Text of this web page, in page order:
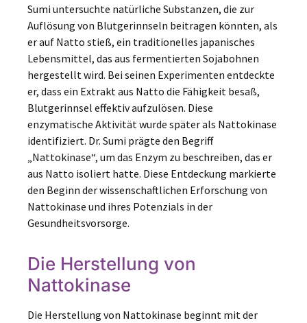
Sumi untersuchte natürliche Substanzen, die zur
Auflösung von Blutgerinnseln beitragen könnten, als
er auf Natto stieß, ein traditionelles japanisches
Lebensmittel, das aus fermentierten Sojabohnen
hergestellt wird. Bei seinen Experimenten entdeckte
er, dass ein Extrakt aus Natto die Fähigkeit besaß,
Blutgerinnsel effektiv aufzulösen. Diese
enzymatische Aktivität wurde später als Nattokinase
identifiziert. Dr. Sumi prägte den Begriff
„Nattokinase“, um das Enzym zu beschreiben, das er
aus Natto isoliert hatte. Diese Entdeckung markierte
den Beginn der wissenschaftlichen Erforschung von
Nattokinase und ihres Potenzials in der
Gesundheitsvorsorge.
Die Herstellung von
Nattokinase
Die Herstellung von Nattokinase beginnt mit der